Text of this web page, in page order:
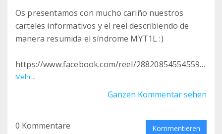
Os presentamos con mucho cariño nuestros
carteles informativos y el reel describiendo de
manera resumida el síndrome MYT1L :)
https://www.facebook.com/reel/288208545545596
8
Mehr...
Ganzen Kommentar sehen
0 Kommentare Kommentieren